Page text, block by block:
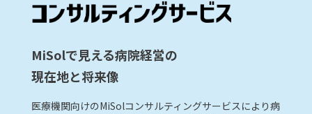
MiSolで見える病院経営の
現在地と将来像
医療機関向けのMiSolコンサルティングサービスにより病